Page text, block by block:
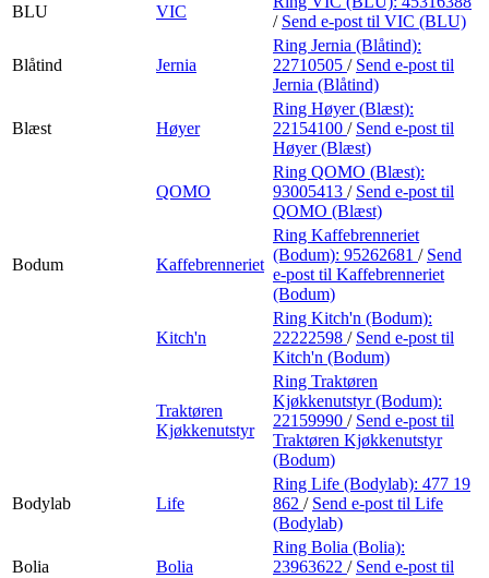
BLU
VIC
/ Send e-post til VIC (BLU)
Blåtind Jernia
Ring Jernia (Blåtind):
22710505 / Send e-post til
Jernia (Blåtind)
Blæst Høyer
Ring Høyer (Blæst):
22154100 / Send e-post til
Høyer (Blæst)
QOMO
Ring QOMO (Blæst):
93005413 / Send e-post til
QOMO (Blæst)
Bodum Kaffebrenneriet
Ring Kaffebrenneriet
(Bodum): 95262681 / Send
e-post til Kaffebrenneriet
(Bodum)
Kitch'n
Ring Kitch'n (Bodum):
22222598 / Send e-post til
Kitch'n (Bodum)
Traktøren
Kjøkkenutstyr
Ring Traktøren
Kjøkkenutstyr (Bodum):
22159990 / Send e-post til
Traktøren Kjøkkenutstyr
(Bodum)
Bodylab Life
Ring Life (Bodylab): 477 19
862 / Send e-post til Life
(Bodylab)
Bolia Bolia
Ring Bolia (Bolia):
23963622 / Send e-post til